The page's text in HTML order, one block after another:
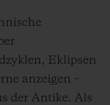
Eklipsen
anzeigen –
der Antike. Als